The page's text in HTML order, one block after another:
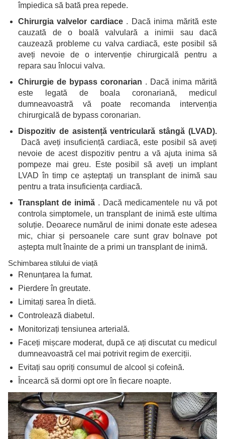
împiedica să bată prea repede.
Chirurgia valvelor cardiace. Dacă inima mărită este
cauzată de o boală valvulară a inimii sau dacă
cauzează probleme cu valva cardiacă, este posibil să
aveți nevoie de o intervenție chirurgicală pentru a
repara sau înlocui valva.
Chirurgie de bypass coronarian . Dacă inima mărită
este legată de boala coronariană, medicul
dumneavoastră vă poate recomanda intervenția
chirurgicală de bypass coronarian.
Dispozitiv de asistență ventriculară stângă (LVAD).
Dacă aveți insuficiență cardiacă, este posibil să aveți
nevoie de acest dispozitiv pentru a vă ajuta inima să
pompeze mai greu. Este posibil să aveți un implant
LVAD în timp ce așteptați un transplant de inimă sau
pentru a trata insuficiența cardiacă.
Transplant de inimă. Dacă medicamentele nu vă pot
controla simptomele, un transplant de inimă este ultima
soluție. Deoarece numărul de inimi donate este adesea
mic, chiar și persoanele care sunt grav bolnave pot
aștepta mult înainte de a primi un transplant de inimă.
Schimbarea stilului de viață
Renunțarea la fumat.
Pierdere în greutate.
Limitați sarea în dietă.
Controlează diabetul.
Monitorizați tensiunea arterială.
Faceți mișcare moderat, după ce ați discutat cu medicul
dumneavoastră cel mai potrivit regim de exerciții.
Evitați sau opriți consumul de alcool și cofeină.
Încearcă să dormi opt ore în fiecare noapte.